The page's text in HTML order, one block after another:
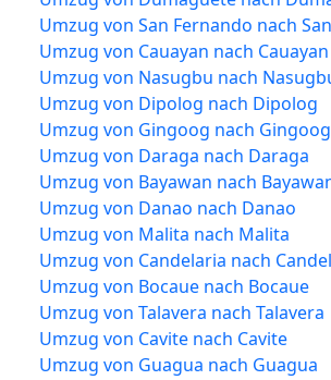
Umzug von San Fernando nach
Umzug von Cauayan nach Cauayan
Umzug von Nasugbu nach
Umzug von Dipolog nach Dipolog
Umzug von Gingoog nach Gingoog
Umzug von Daraga nach Daraga
Umzug von Bayawan nach
Umzug von Danao nach Danao
Umzug von Malita nach Malita
Umzug von Candelaria nach
Umzug von Bocaue nach Bocaue
Umzug von Talavera nach Talavera
Umzug von Cavite nach Cavite
Umzug von Guagua nach Guagua